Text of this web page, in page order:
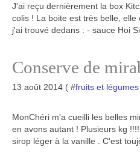
J'ai reçu dernièrement la box
colis ! La boite est très belle,
j'ai trouvé dedans : - sauce Hoi
Conserve de
13 août 2014 ( #fruits et
MonChéri m'a cueilli les belles
en avons autant ! Plusieurs kg
sirop léger à la vanille . C'est